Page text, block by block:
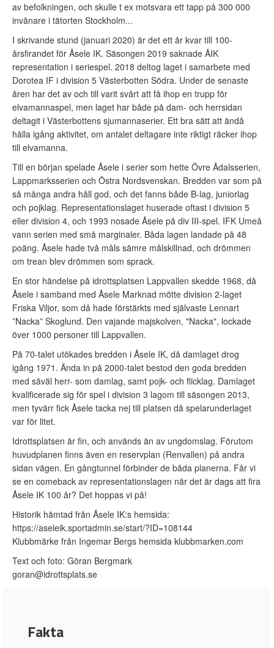
av befolkningen, och skulle t ex motsvara ett tapp på 300 000
invånare i tätorten Stockholm...
I skrivande stund (januari 2020) är det ett år kvar till 100-
årsfirandet för Åsele IK. Säsongen 2019 saknade ÅIK
representation i seriespel. 2018 deltog laget i samarbete med
Dorotea IF i division 5 Västerbotten Södra. Under de senaste
åren har det av och till varit svårt att få ihop en trupp för
elvamannaspel, men laget har både på dam- och herrsidan
deltagit i Västerbottens sjumannaserier. Ett bra sätt att ändå
hålla igång aktivitet, om antalet deltagare inte riktigt räcker ihop
till elvamanna.
Till en början spelade Åsele i serier som hette Övre Ådalsserien,
Lappmarksserien och Östra Nordsvenskan. Bredden var som på
så många andra håll god, och det fanns både B-lag, juniorlag
och pojklag. Representationslaget huserade oftast i division 5
eller division 4, och 1993 nosade Åsele på div III-spel. IFK Umeå
vann serien med små marginaler. Båda lagen landade på 48
poäng. Åsele hade två måls sämre målskillnad, och drömmen
om trean blev drömmen som sprack.
En stor händelse på idrottsplatsen Lappvallen skedde 1968, då
Åsele i samband med Åsele Marknad mötte division 2-laget
Friska Viljor, som då hade förstärkts med självaste Lennart
”Nacka” Skoglund. Den vajande majskolven, "Nacka", lockade
över 1000 personer till Lappvallen.
På 70-talet utökades bredden i Åsele IK, då damlaget drog
igång 1971. Ända in på 2000-talet bestod den goda bredden
med såväl herr- som damlag, samt pojk- och flicklag. Damlaget
kvalificerade sig för spel i division 3 lagom till säsongen 2013,
men tyvärr fick Åsele tacka nej till platsen då spelarunderlaget
var för litet.
Idrottsplatsen är fin, och används än av ungdomslag. Förutom
huvudplanen finns även en reservplan (Renvallen) på andra
sidan vägen. En gångtunnel förbinder de båda planerna. Får vi
se en comeback av representationslagen när det är dags att fira
Åsele IK 100 år? Det hoppas vi på!
Historik hämtad från Åsele IK:s hemsida:
https://aseleik.sportadmin.se/start/?ID=108144
Klubbmärke från Ingemar Bergs hemsida klubbmarken.com
Text och foto: Göran Bergmark
goran@idrottsplats.se
Fakta